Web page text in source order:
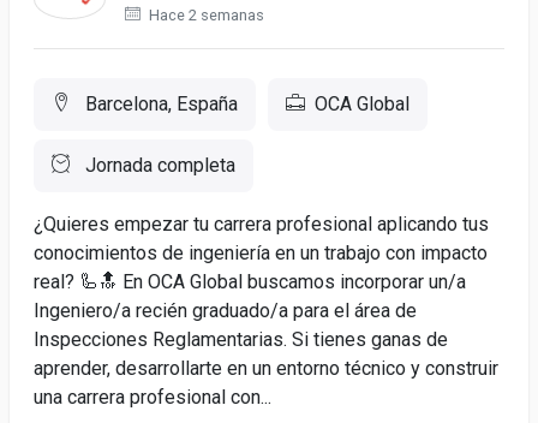
Hace 2 semanas
Barcelona, España OCA Global
Jornada completa
¿Quieres empezar tu carrera profesional aplicando tus
conocimientos de ingeniería en un trabajo con impacto
real? 🦾🔝 En OCA Global buscamos incorporar un/a
Ingeniero/a recién graduado/a para el área de
Inspecciones Reglamentarias. Si tienes ganas de
aprender, desarrollarte en un entorno técnico y construir
una carrera profesional con...